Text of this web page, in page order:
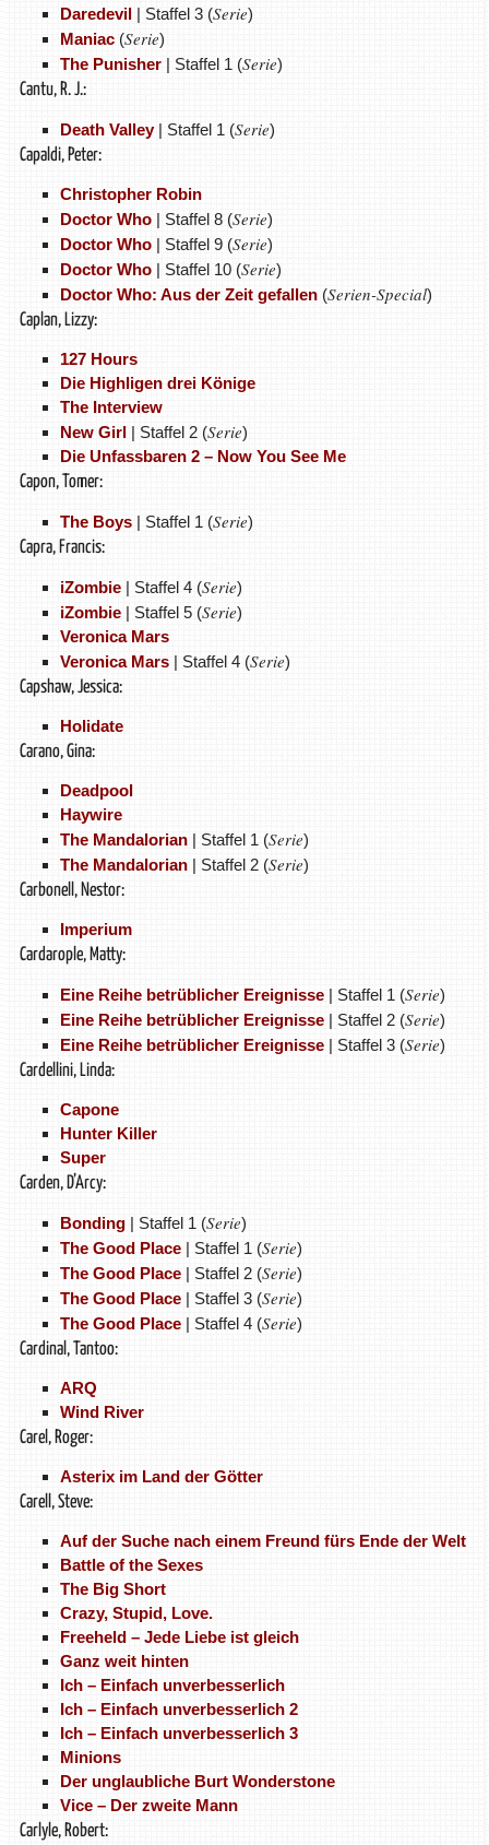
Daredevil | Staffel 3 (Serie)
Maniac (Serie)
The Punisher | Staffel 1 (Serie)
Cantu, R. J.:
Death Valley| Staffel 1 (Serie)
Capaldi, Peter:
Christopher Robin
Doctor Who | Staffel 8 (Serie)
Doctor Who | Staffel 9 (Serie)
Doctor Who | Staffel 10 (Serie)
Doctor Who: Aus der Zeit gefallen (Serien-Special)
Caplan, Lizzy:
127 Hours
Die Highligen drei Könige
The Interview
New Girl | Staffel 2 (Serie)
Die Unfassbaren 2 – Now You See Me
Capon, Tomer:
The Boys | Staffel 1 (Serie)
Capra, Francis:
iZombie | Staffel 4 (Serie)
iZombie | Staffel 5 (Serie)
Veronica Mars
Veronica Mars | Staffel 4 (Serie)
Capshaw, Jessica:
Holidate
Carano, Gina:
Deadpool
Haywire
The Mandalorian | Staffel 1 (Serie)
The Mandalorian | Staffel 2 (Serie)
Carbonell, Nestor:
Imperium
Cardarople, Matty:
Eine Reihe betrüblicher Ereignisse | Staffel 1 (Serie)
Eine Reihe betrüblicher Ereignisse | Staffel 2 (Serie)
Eine Reihe betrüblicher Ereignisse | Staffel 3 (Serie)
Cardellini, Linda:
Capone
Hunter Killer
Super
Carden, D’Arcy:
Bonding | Staffel 1 (Serie)
The Good Place | Staffel 1 (Serie)
The Good Place | Staffel 2 (Serie)
The Good Place | Staffel 3 (Serie)
The Good Place | Staffel 4 (Serie)
Cardinal, Tantoo:
ARQ
Wind River
Carel, Roger:
Asterix im Land der Götter
Carell, Steve:
Auf der Suche nach einem Freund fürs Ende der Welt
Battle of the Sexes
The Big Short
Crazy, Stupid, Love.
Freeheld – Jede Liebe ist gleich
Ganz weit hinten
Ich – Einfach unverbesserlich
Ich – Einfach unverbesserlich 2
Ich – Einfach unverbesserlich 3
Minions
Der unglaubliche Burt Wonderstone
Vice – Der zweite Mann
Carlyle, Robert: